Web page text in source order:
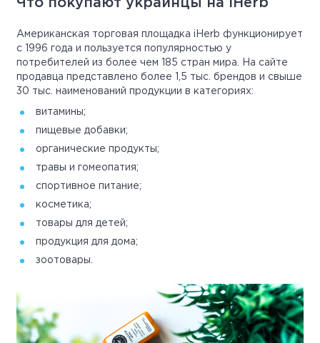
Что покупают украинцы на iHerb
Американская торговая площадка iHerb функционирует
с 1996 года и пользуется популярностью у
потребителей из более чем 185 стран мира. На сайте
продавца представлено более 1,5 тыс. брендов и свыше
30 тыс. наименований продукции в категориях:
витамины;
пищевые добавки;
органические продукты;
травы и гомеопатия;
спортивное питание;
косметика;
товары для детей;
продукция для дома;
зоотовары.